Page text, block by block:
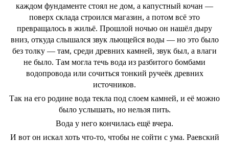
каждом фундаменте стоял не дом, а капустный кочан —
поверх склада строился магазин, а потом всё это
превращалось в жильё. Прошлой ночью он нашёл дыру
вниз, откуда слышался звук льющейся воды — но это было
без толку — там, среди древних камней, звук был, а влаги
не было. Там могла течь вода из разбитого бомбами
водопровода или сочиться тонкий ручеёк древних
источников.
Так на его родине вода текла под слоем камней, и её можно
было услышать, но нельзя пить.
Вода у него кончилась ещё вчера.
И вот он искал хоть что-то, чтобы не сойти с ума. Раевский